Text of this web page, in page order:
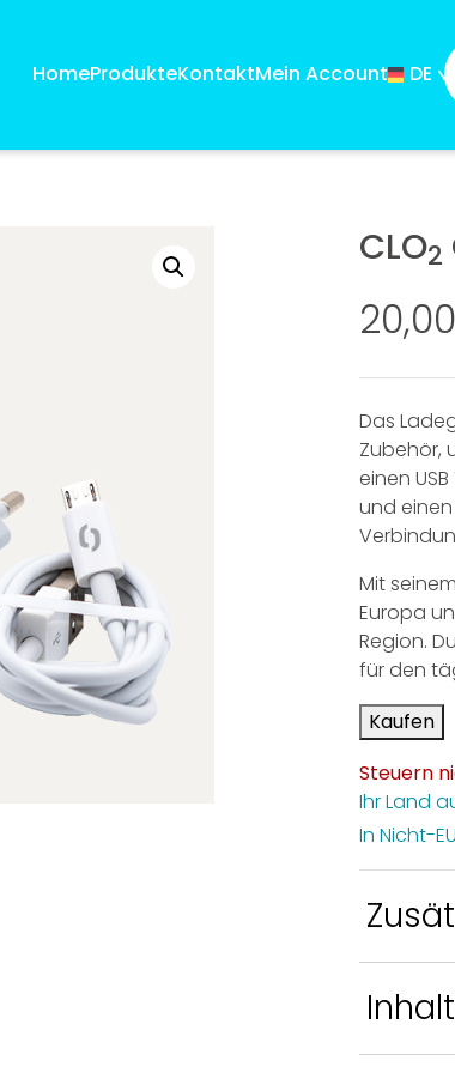
HomeProdukte
kaufen
Entdecke
Plasmatrohn®
Plasmatrohn®
Zubehör
CDS GEN® kaufen
Entdecke CDS GEN®
CDS GEN® Zubehör
KontaktMein Account
NEU
DE
EN
PT
CLO2
20,00
Das
Zubehör,
einen
und
Mit
Europa
Region.
für den
Kaufen
Steuern
Ihr Land
In Nicht-
Inhalt